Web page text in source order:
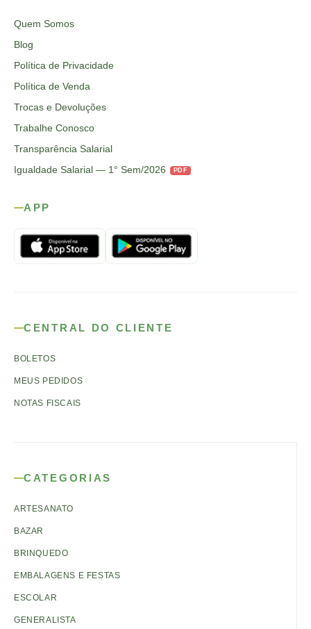
Quem Somos
Blog
Política de Privacidade
Política de Venda
Trocas e Devoluções
Trabalhe Conosco
Transparência Salarial
Igualdade Salarial — 1° Sem/2026
PDF
APP
CENTRAL DO CLIENTE
BOLETOS
MEUS PEDIDOS
NOTAS FISCAIS
CATEGORIAS
ARTESANATO
BAZAR
BRINQUEDO
EMBALAGENS E FESTAS
ESCOLAR
GENERALISTA